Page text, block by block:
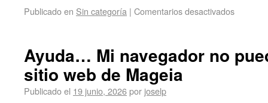
Publicado en Sin categoría | Comentarios desactivados
Ayuda… Mi navegador no
sitio web de Mageia
Publicado el 19 junio, 2026por joselp